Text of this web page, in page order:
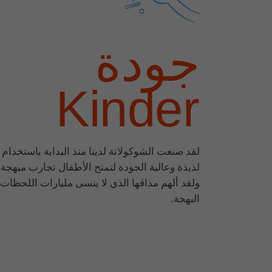
جودة
Kinder
لقد صنعت الشوكولاتة لدينا منذ البداية
لذيذة وعالية الجودة لتمنح الأطفال تجارب
ولقد ألهم مذاقها الذي لا ينسى مليارات
البهجة.